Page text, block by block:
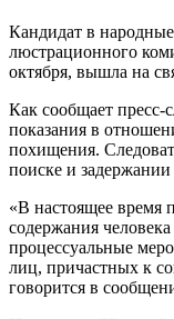
Кандидат в
люстрационного
октября, вышла на
Как сообщает
показания в
похищения.
поиске и
«В настоящее время
содержания
процессуальные
лиц, причастных к
говорится в